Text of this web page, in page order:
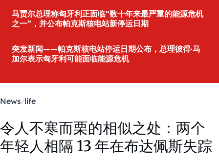
马贾尔总理称匈牙利正面临“数十年来最严重的能源危机
之一”，并公布帕克斯核电站新停运日期
突发新闻——帕克斯核电站停运日期公布，总理彼得·马
加尔表示匈牙利可能面临能源危机
News life
令人不寒而栗的相似之处：两个
年轻人相隔 13 年在布达佩斯失踪